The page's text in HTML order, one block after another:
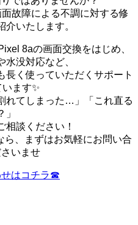
故障による不調に対する修
介いたします。
8aの画面交換をはじめ、
水没対応など、
長く使っていただくサポート
ます✨
れてしまった…」「これ直る
」
相談ください！
、まずはお気軽にお問い合
いませ
はコチラ☎︎